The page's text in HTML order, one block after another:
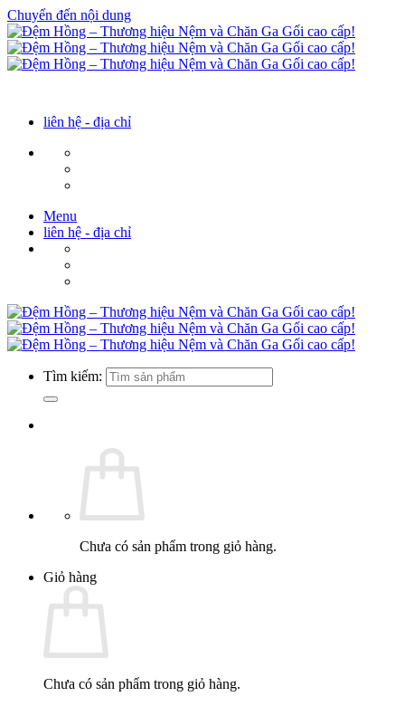
Chuyển đến nội dung
liên hệ - địa chỉ
Menu
liên hệ - địa chỉ
Tìm kiếm:
Chưa có sản phẩm trong giỏ hàng.
Giỏ hàng
Chưa có sản phẩm trong giỏ hàng.